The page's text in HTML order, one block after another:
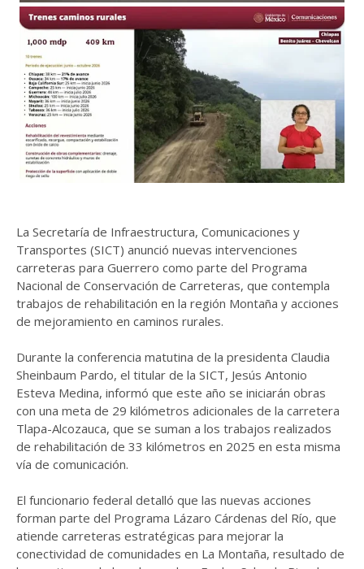
La Secretaría de Infraestructura, Comunicaciones y
Transportes (SICT) anunció nuevas intervenciones
carreteras para Guerrero como parte del Programa
Nacional de Conservación de Carreteras, que contempla
trabajos de rehabilitación en la región Montaña y acciones
de mejoramiento en caminos rurales.
Durante la conferencia matutina de la presidenta Claudia
Sheinbaum Pardo, el titular de la SICT, Jesús Antonio
Esteva Medina, informó que este año se iniciarán obras
con una meta de 29 kilómetros adicionales de la carretera
Tlapa-Alcozauca, que se suman a los trabajos realizados
de rehabilitación de 33 kilómetros en 2025 en esta misma
vía de comunicación.
El funcionario federal detalló que las nuevas acciones
forman parte del Programa Lázaro Cárdenas del Río, que
atiende carreteras estratégicas para mejorar la
conectividad de comunidades en La Montaña, resultado de